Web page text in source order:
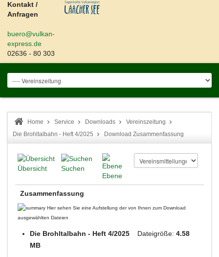
Kontakt /
Anfragen
buero@vulkan-
express.de
02636 - 80 303
Home Service Downloads
Vereinszeitung
Die Brohltalbahn - Heft 4/2025
Download Zusammenfassung
Übersicht
Suchen
Ebene
Zusammenfassung
Hier sehen Sie eine Aufstellung der von Ihnen zum Download
ausgewählten Dateien
Die Brohltalbahn - Heft 4/2025 Dateigröße: 4.58
MB